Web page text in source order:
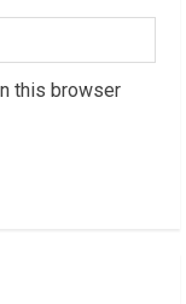
this browser